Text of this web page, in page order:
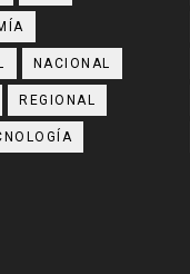
NACIONAL
REGIONAL